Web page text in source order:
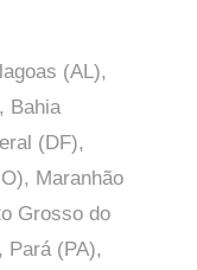
(AL),
Bahia
(DF),
Maranhão
Grosso do
Pará (PA),